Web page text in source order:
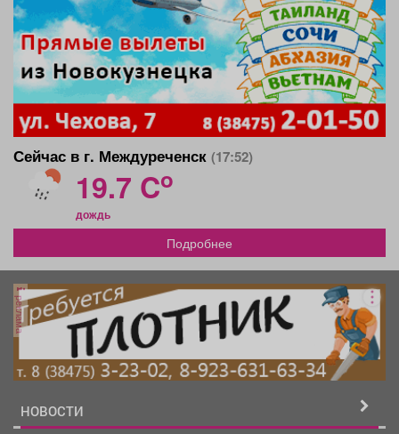
Сейчас в г. Междуреченск (17:52)
19.7 Co
дождь
Подробнее
реклама
НОВОСТИ